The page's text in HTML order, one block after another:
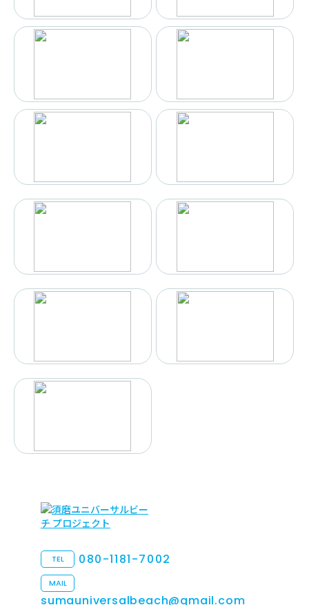
TEL 080-1181-7002
MAIL
sumauniversalbeach@gmail.com